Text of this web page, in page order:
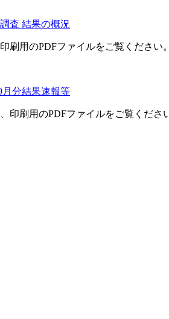
査 結果の概況
用のPDFファイルをご覧ください。
分結果速報等
刷用のPDFファイルをご覧ください